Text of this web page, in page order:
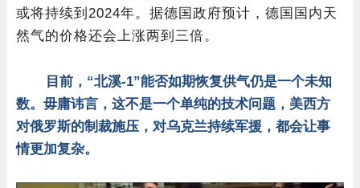
或将持续到2024年。据德国政府预计，德国国内天
然气的价格还会上涨两到三倍。
目前，“北溪-1”能否如期恢复供气仍是一个未知
数。毋庸讳言，这不是一个单纯的技术问题，美西方
对俄罗斯的制裁施压，对乌克兰持续军援，都会让事
情更加复杂。